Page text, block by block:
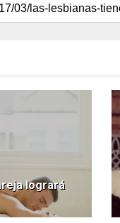
logrará